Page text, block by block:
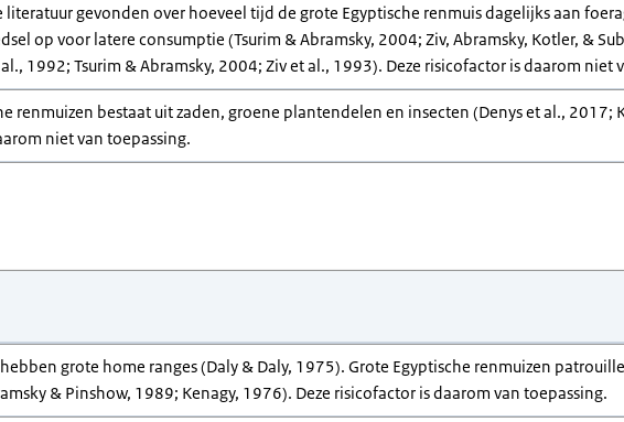
literatuur gevonden over hoeveel tijd de grote Egyptische renmuis dagelijks aan
op voor latere consumptie (Tsurim & Abramsky, 2004; Ziv, Abramsky, Kotler, &
1992; Tsurim & Abramsky, 2004; Ziv et al., 1993). Deze risicofactor is daarom niet
renmuizen bestaat uit zaden, groene plantendelen en insecten (Denys et al., 2017;
niet van toepassing.
grote home ranges (Daly & Daly, 1975). Grote Egyptische renmuizen
& Pinshow, 1989; Kenagy, 1976). Deze risicofactor is daarom van toepassing.